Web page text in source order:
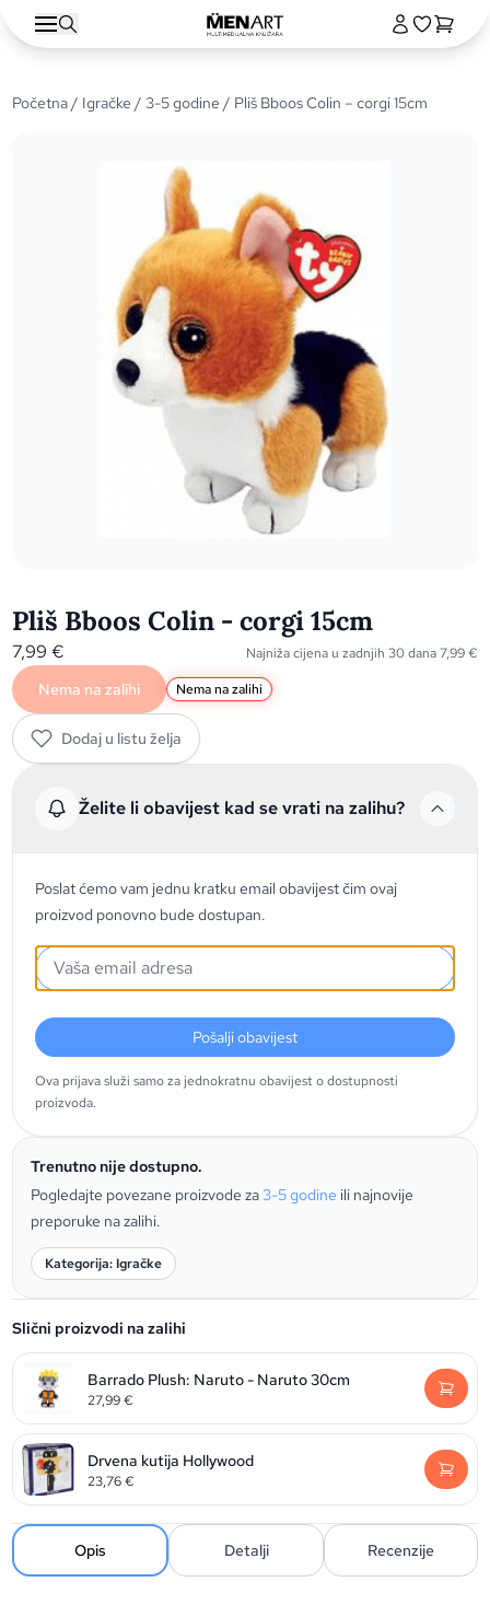
Početna/ Igračke /3-5 godine / Pliš Bboos Colin – corgi 15cm
Pliš Bboos Colin - corgi 15cm
7,99€ Najniža cijena u zadnjih 30 dana7,99€
Nema na zalihi Nema na zalihi
Dodaj u listu želja
Želite li obavijest kad se vrati na zalihu?
Poslat ćemo vam jednu kratku email obavijest čim ovaj
proizvod ponovno bude dostupan.
Pošalji obavijest
Ova prijava služi samo za jednokratnu obavijest o dostupnosti
proizvoda.
Trenutno nije dostupno.
Pogledajte povezane proizvode za3-5 godine ili najnovije
preporuke na zalihi.
Kategorija: Igračke
Slični proizvodi na zalihi
Barrado Plush: Naruto - Naruto 30cm
27,99€
Drvena kutija Hollywood
23,76€
Opis Detalji Recenzije